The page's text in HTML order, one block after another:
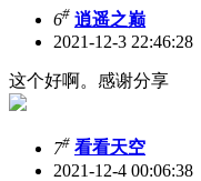
6# 逍遥之巅
2021-12-3 22:46:28
这个好啊。感谢分享
7# 看看天空
2021-12-4 00:06:38